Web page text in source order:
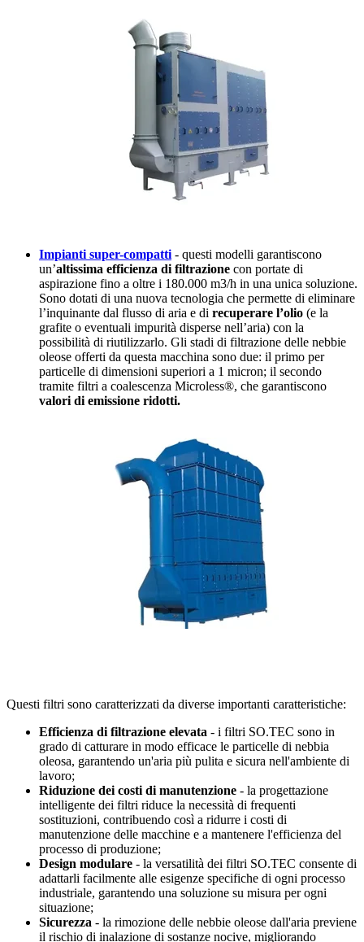
Impianti super-compatti - questi modelli garantiscono
un’altissima efficienza di filtrazione con portate di
aspirazione fino a oltre i 180.000 m3/h in una unica soluzione.
Sono dotati di una nuova tecnologia che permette di eliminare
l’inquinante dal flusso di aria e di recuperare l’olio (e la
grafite o eventuali impurità disperse nell’aria) con la
possibilità di riutilizzarlo. Gli stadi di filtrazione delle nebbie
oleose offerti da questa macchina sono due: il primo per
particelle di dimensioni superiori a 1 micron; il secondo
tramite filtri a coalescenza Microless®, che garantiscono
valori di emissione ridotti.
Questi filtri sono caratterizzati da diverse importanti caratteristiche:
Efficienza di filtrazione elevata - i filtri SO.TEC sono in
grado di catturare in modo efficace le particelle di nebbia
oleosa, garantendo un'aria più pulita e sicura nell'ambiente di
lavoro;
Riduzione dei costi di manutenzione - la progettazione
intelligente dei filtri riduce la necessità di frequenti
sostituzioni, contribuendo così a ridurre i costi di
manutenzione delle macchine e a mantenere l'efficienza del
processo di produzione;
Design modulare - la versatilità dei filtri SO.TEC consente di
adattarli facilmente alle esigenze specifiche di ogni processo
industriale, garantendo una soluzione su misura per ogni
situazione;
Sicurezza - la rimozione delle nebbie oleose dall'aria previene
il rischio di inalazione di sostanze nocive, migliorando